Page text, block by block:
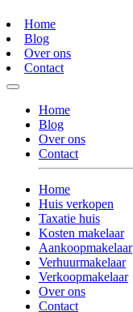
Home
Blog
Over ons
Contact
Home
Blog
Over ons
Contact
Home
Huis verkopen
Taxatie huis
Kosten makelaar
Aankoopmakelaar
Verhuurmakelaar
Verkoopmakelaar
Over ons
Contact